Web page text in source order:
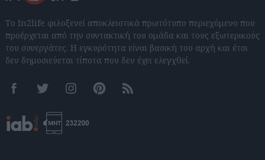
Το In2life φιλοξενεί αποκλειστικά πρωτότυπο περιεχόμενο που
προέρχεται από την συντακτική του ομάδα και τους εξωτερικούς
του συνεργάτες. Η εγκυρότητα είναι βασική του αρχή και έτσι
δεν δημοσιεύεται τίποτα που δεν έχει ελεγχθεί.
FacebookTwitter InstagramPinterestRSS feeds